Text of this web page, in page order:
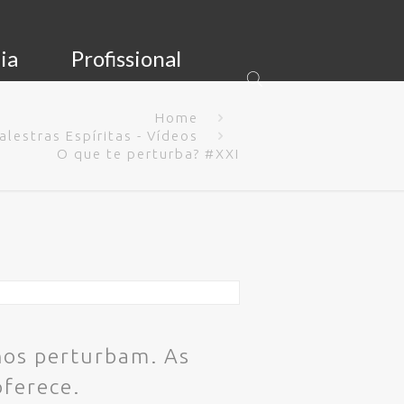
Profissional
Home
Espíritas - Vídeos
O que te perturba? #XXI
perturbam. As